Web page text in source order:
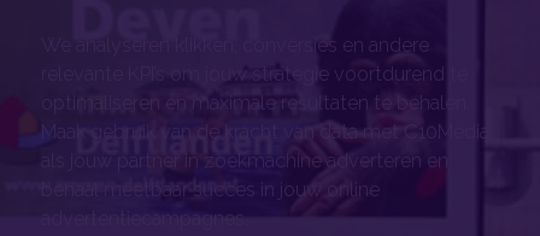
We analyseren klikken, conversies en andere
relevante KPI’s om jouw strategie voortdurend te
optimaliseren en maximale resultaten te behalen.
Maak gebruik van de kracht van data met C10Media
als jouw partner in zoekmachine adverteren en
behaal meetbaar succes in jouw online
advertentiecampagnes.